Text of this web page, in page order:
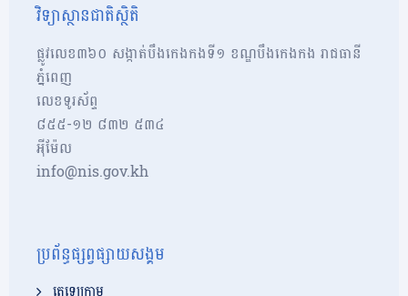
វិទ្យាស្ថានជាតិស្ថិតិ
ផ្លូវលេខ៣៦០ សង្កាត់បឹងកេងកងទី១ ខណ្ឌបឹងកេងកង រាជធានី
ភ្នំពេញ
លេខទូរស័ព្ទ
៨៥៥-១២​​ ៨៣២ ៥៣៤
អុីម៉ែល
info@nis.gov.kh
ប្រព័ន្ធផ្សព្វផ្សាយសង្គម